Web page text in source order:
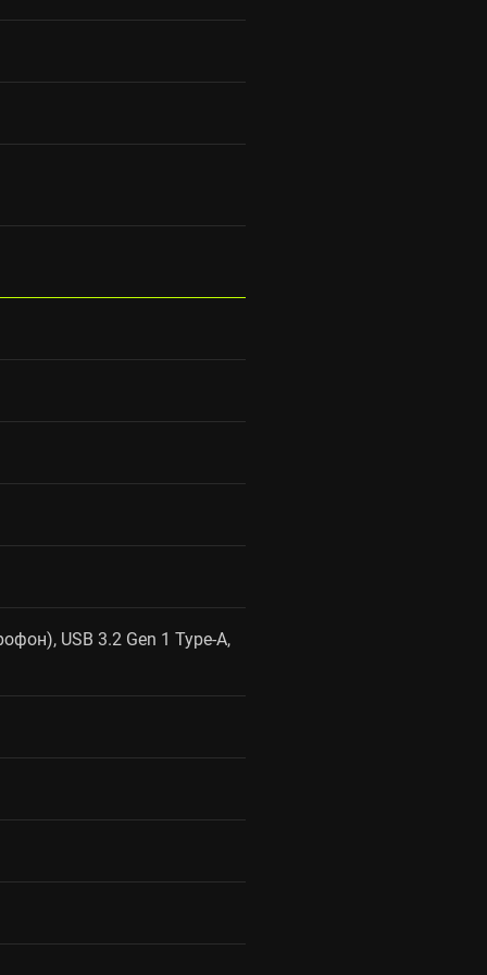
USB 3.2 Gen 1 Type-A,